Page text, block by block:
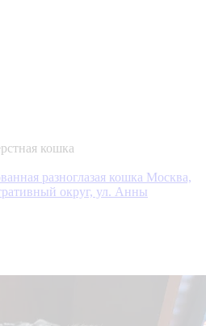
кошка
разноглазая кошка Москва,
округ, ул. Анны